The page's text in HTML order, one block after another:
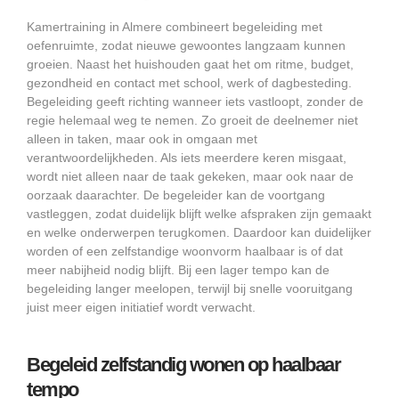
Kamertraining in Almere combineert begeleiding met
oefenruimte, zodat nieuwe gewoontes langzaam kunnen
groeien. Naast het huishouden gaat het om ritme, budget,
gezondheid en contact met school, werk of dagbesteding.
Begeleiding geeft richting wanneer iets vastloopt, zonder de
regie helemaal weg te nemen. Zo groeit de deelnemer niet
alleen in taken, maar ook in omgaan met
verantwoordelijkheden. Als iets meerdere keren misgaat,
wordt niet alleen naar de taak gekeken, maar ook naar de
oorzaak daarachter. De begeleider kan de voortgang
vastleggen, zodat duidelijk blijft welke afspraken zijn gemaakt
en welke onderwerpen terugkomen. Daardoor kan duidelijker
worden of een zelfstandige woonvorm haalbaar is of dat
meer nabijheid nodig blijft. Bij een lager tempo kan de
begeleiding langer meelopen, terwijl bij snelle vooruitgang
juist meer eigen initiatief wordt verwacht.
Begeleid zelfstandig wonen op haalbaar
tempo